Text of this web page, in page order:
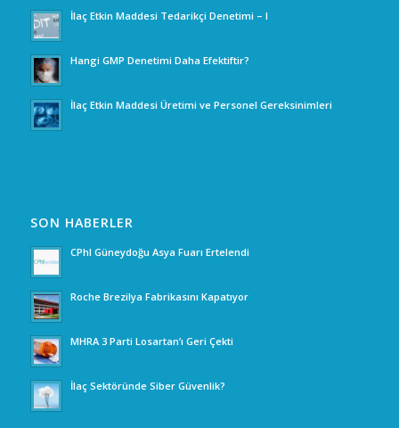
İlaç Etkin Maddesi Tedarikçi Denetimi – I
Hangi GMP Denetimi Daha Efektiftir?
İlaç Etkin Maddesi Üretimi ve Personel Gereksinimleri
SON HABERLER
CPhI Güneydoğu Asya Fuarı Ertelendi
Roche Brezilya Fabrikasını Kapatıyor
MHRA 3 Parti Losartan’ı Geri Çekti
İlaç Sektöründe Siber Güvenlik?